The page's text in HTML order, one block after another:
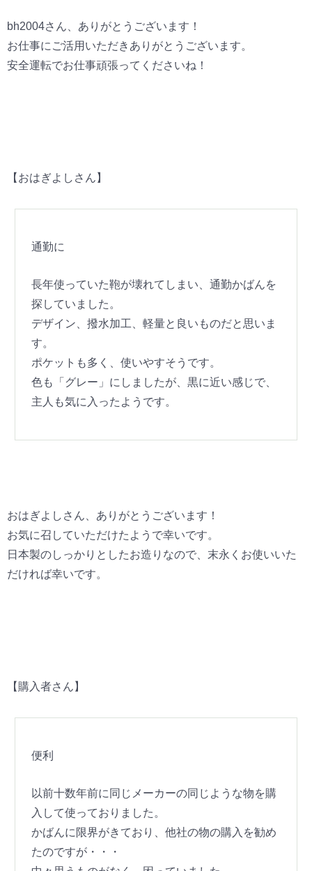
bh2004さん、ありがとうございます！
お仕事にご活用いただきありがとうございます。
安全運転でお仕事頑張ってくださいね！
【おはぎよしさん】
通勤に
長年使っていた鞄が壊れてしまい、通勤かばんを
探していました。
デザイン、撥水加工、軽量と良いものだと思いま
す。
ポケットも多く、使いやすそうです。
色も「グレー」にしましたが、黒に近い感じで、
主人も気に入ったようです。
おはぎよしさん、ありがとうございます！
お気に召していただけたようで幸いです。
日本製のしっかりとしたお造りなので、末永くお使いいた
だければ幸いです。
【購入者さん】
便利
以前十数年前に同じメーカーの同じような物を購
入して使っておりました。
かばんに限界がきており、他社の物の購入を勧め
たのですが・・・